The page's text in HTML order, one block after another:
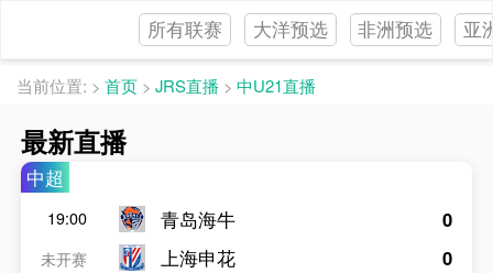
所有联赛 大洋预选 非洲预选 亚
当前位置: > 首页 > JRS直播 > 中U21直播
最新直播
中超
19:00
未开赛
青岛海牛
上海申花
0
0